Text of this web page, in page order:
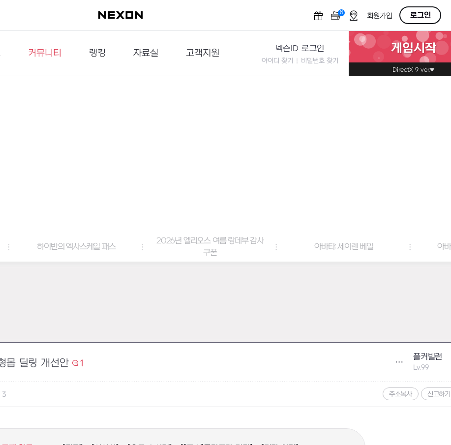
N OFF회원가입 로그인
커뮤니티
이슈게시판
랭킹
던전랭킹
자료실
다운로드
고객지원
문의하기
넥슨ID 로그인
아이디 찾기 비밀번호 찾기
게임시작
DirectX 9 ver.
스케일 패스
2026년 엘리오스 여름 랑데부 감사
아바타: 세이렌 베일 아바타 & 헤어 컬러 팔레트
몹 딜링 개선안 1
플커빌런
Lv.99
3 주소복사 신고하기